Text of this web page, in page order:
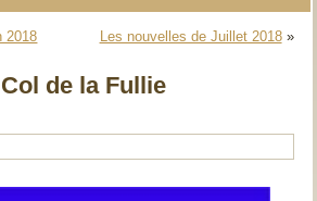
2018 Les nouvelles de Juillet 2018»
de la Fullie